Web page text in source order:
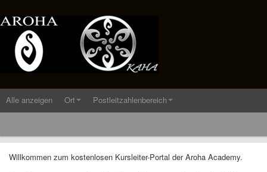
Alle anzeigen Ort Postleitzahlenbereich
Willkommen zum kostenlosen Kursleiter-Portal der Aroha Academy.